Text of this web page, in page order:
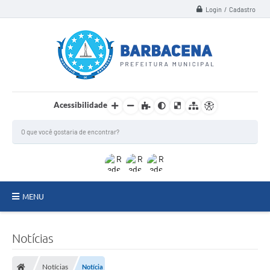
Login / Cadastro
Acessibilidade
MENU
Notícias
Notícias Notícia